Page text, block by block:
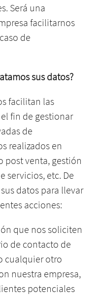
Será una
facilitarnos
de
sus datos?
facilitan las
fin de gestionar
de
realizados en
post venta, gestión
servicios, etc. De
datos para llevar
acciones:
que nos soliciten
de contacto de
cualquier otro
nuestra empresa,
potenciales